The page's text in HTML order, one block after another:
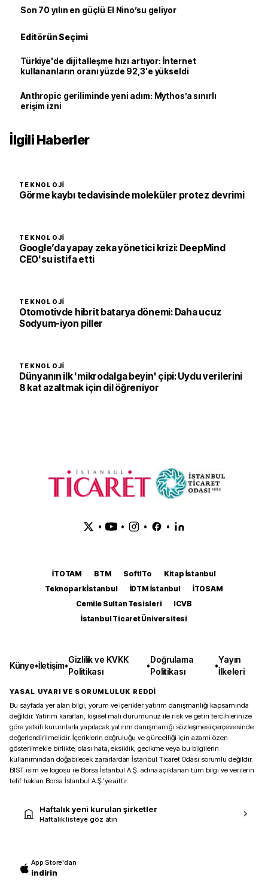
Son 70 yılın en güçlü El Nino’su geliyor
Editörün Seçimi
Türkiye'de dijitalleşme hızı artıyor: İnternet
kullananların oranı yüzde 92,3'e yükseldi
Anthropic geriliminde yeni adım: Mythos’a sınırlı
erişim izni
İlgili Haberler
TEKNOLOJI
Görme kaybı tedavisinde moleküler protez devrimi
TEKNOLOJI
Google’da yapay zeka yönetici krizi: DeepMind
CEO'su istifa etti
TEKNOLOJI
Otomotivde hibrit batarya dönemi: Daha ucuz
Sodyum-iyon piller
TEKNOLOJI
Dünyanın ilk 'mikrodalga beyin' çipi: Uydu verilerini
8 kat azaltmak için dil öğreniyor
• • • •
İTOTAM BTM SoftITo
Kitap İstanbul
Teknopark İstanbul
İDTM İstanbul
İTOSAM
Cemile Sultan Tesisleri
ICVB
İstanbul Ticaret Üniversitesi
Künye•İletişim•
Gizlilik ve KVKK
Politikası
•
Doğrulama
Politikası
•
Yayın
İlkeleri
YASAL UYARI VE SORUMLULUK REDDİ
Bu sayfada yer alan bilgi, yorum ve içerikler yatırım danışmanlığı kapsamında
değildir. Yatırım kararları, kişisel mali durumunuz ile risk ve getiri tercihlerinize
göre yetkili kurumlarla yapılacak yatırım danışmanlığı sözleşmesi çerçevesinde
değerlendirilmelidir. İçeriklerin doğruluğu ve güncelliği için azami özen
gösterilmekle birlikte, olası hata, eksiklik, gecikme veya bu bilgilerin
kullanımından doğabilecek zararlardan İstanbul Ticaret Odası sorumlu değildir.
BIST isim ve logosu ile Borsa İstanbul A.Ş. adına açıklanan tüm bilgi ve verilerin
telif hakları Borsa İstanbul A.Ş.’ye aittir.
Haftalık yeni kurulan şirketler
Haftalık listeye göz atın
App Store'dan
indirin